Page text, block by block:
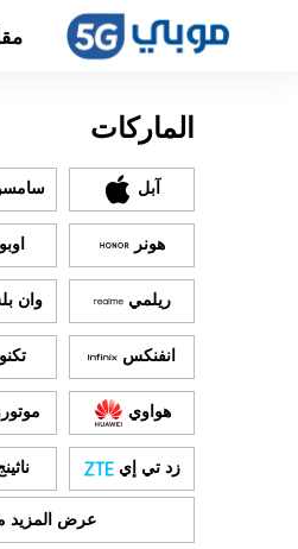
الماركات
آبل
هونر اوبو
ريلمي وان
انفنكس
هواوي
زد تي إي
عرض المزيد